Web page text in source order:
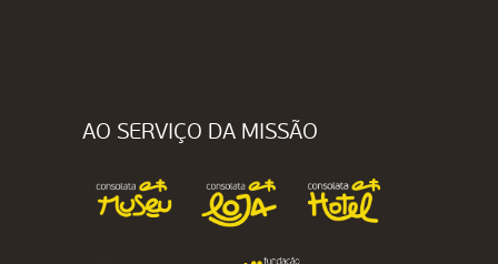
AO SERVIÇO DA MISSÃO